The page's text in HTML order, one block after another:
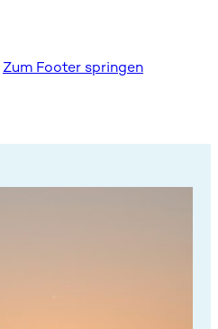
Zum Footer springen